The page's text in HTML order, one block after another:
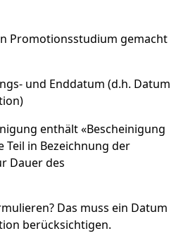
Promotionsstudium gemacht
und Enddatum (d.h. Datum
enthält «Bescheinigung
in Bezeichnung der
Dauer des
Das muss ein Datum
berücksichtigen.